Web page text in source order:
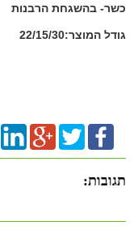
כשר- בהשגחת הרבנות
גודל המוצר:22/15/30
תגובות: